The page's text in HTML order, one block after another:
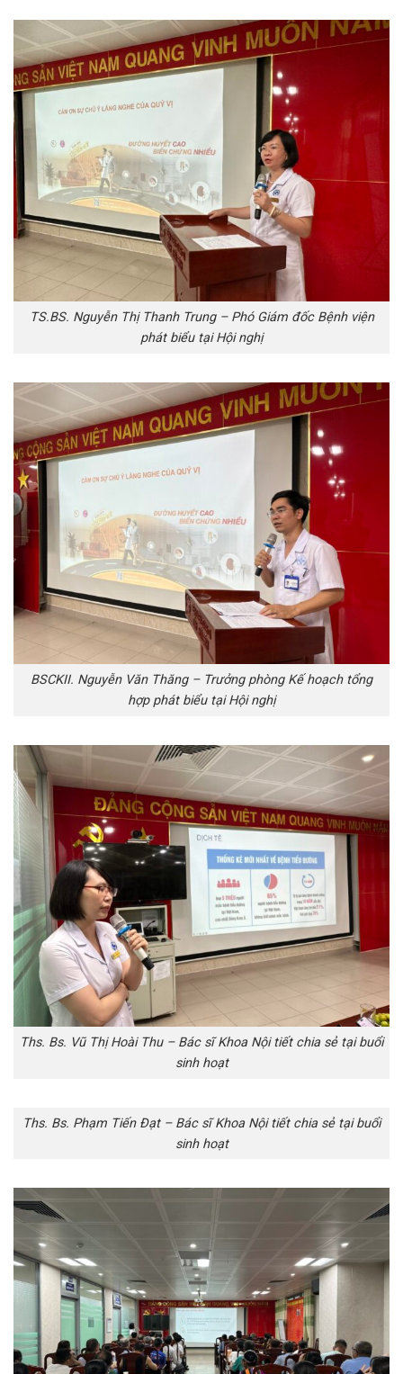
TS.BS. Nguyễn Thị Thanh Trung – Phó Giám đốc Bệnh viện
phát biểu tại Hội nghị
BSCKII. Nguyễn Văn Thăng – Trưởng phòng Kế hoạch tổng
hợp phát biểu tại Hội nghị
Ths. Bs. Vũ Thị Hoài Thu – Bác sĩ Khoa Nội tiết chia sẻ tại buổi
sinh hoạt
Ths. Bs. Phạm Tiến Đạt – Bác sĩ Khoa Nội tiết chia sẻ tại buổi
sinh hoạt